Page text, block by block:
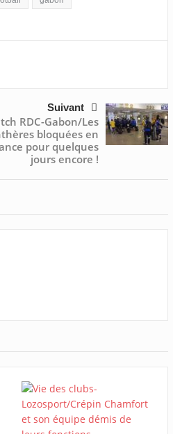
Suivant
RDC-Gabon/Les
bloquées en
pour quelques
jours encore !